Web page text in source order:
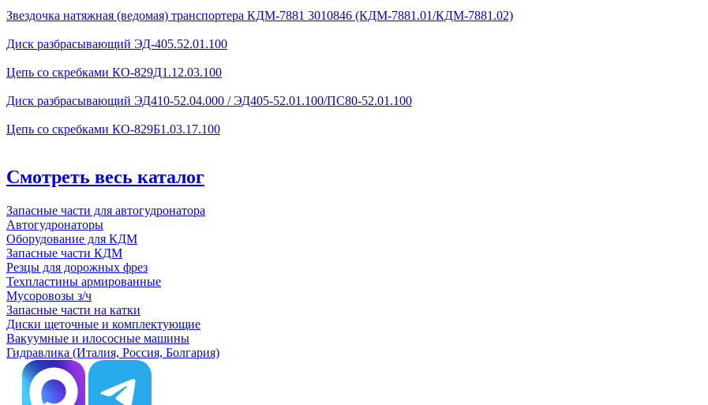
Звездочка натяжная (ведомая) транспортера КДМ-7881 3010846 (КДМ-7881.01/КДМ-7881.02)
Диск разбрасывающий ЭД-405.52.01.100
Цепь со скребками КО-829Д1.12.03.100
Диск разбрасывающий ЭД410-52.04.000 / ЭД405-52.01.100/ПС80-52.01.100
Цепь со скребками КО-829Б1.03.17.100
Смотреть весь каталог
Запасные части для автогудронатора
Автогудронаторы
Оборудование для КДМ
Запасные части КДМ
Резцы для дорожных фрез
Техпластины армированные
Мусоровозы з/ч
Запасные части на катки
Диски щеточные и комплектующие
Вакуумные и илососные машины
Гидравлика (Италия, Россия, Болгария)